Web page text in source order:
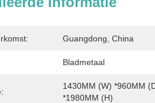
Guangdong, China
Bladmetaal
1430MM (W) *960MM
*1980MM (H)